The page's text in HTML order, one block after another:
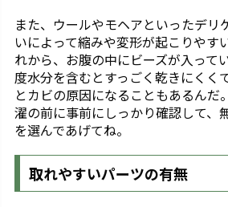
また、ウールやモヘアといったデリ
いによって縮みや変形が起こりやす
れから、お腹の中にビーズが入って
度水分を含むとすっごく乾きにくく
とカビの原因になることもあるんだ
濯の前に事前にしっかり確認して、
を選んであげてね。
取れやすいパーツの有無